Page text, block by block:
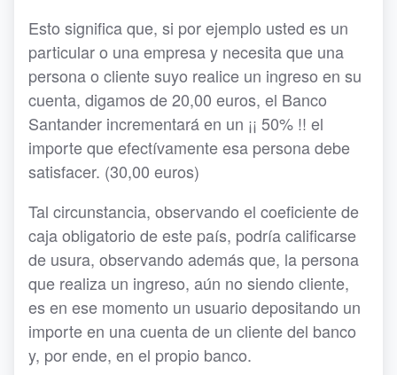
Esto significa que, si por ejemplo usted es un
particular o una empresa y necesita que una
persona o cliente suyo realice un ingreso en su
cuenta, digamos de 20,00 euros, el Banco
Santander incrementará en un ¡¡ 50% !! el
importe que efectívamente esa persona debe
satisfacer. (30,00 euros)
Tal circunstancia, observando el coeficiente de
caja obligatorio de este país, podría calificarse
de usura, observando además que, la persona
que realiza un ingreso, aún no siendo cliente,
es en ese momento un usuario depositando un
importe en una cuenta de un cliente del banco
y, por ende, en el propio banco.